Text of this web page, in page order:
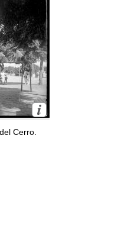
Cerro.